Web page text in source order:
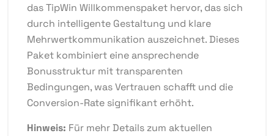
dasTipWin Willkommenspaket hervor, das sich
durch intelligente Gestaltung und klare
Mehrwertkommunikation auszeichnet. Dieses
Paket kombiniert eine ansprechende
Bonusstruktur mit transparenten
Bedingungen, was Vertrauen schafft und die
Conversion-Rate signifikant erhöht.
Hinweis: Für mehr Details zum aktuellen